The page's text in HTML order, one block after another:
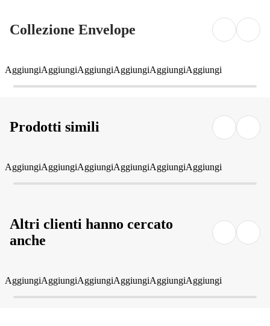
Collezione Envelope
AggiungiAggiungiAggiungiAggiungiAggiungiAggiungi
Prodotti simili
AggiungiAggiungiAggiungiAggiungiAggiungiAggiungi
Altri clienti hanno cercato
anche
AggiungiAggiungiAggiungiAggiungiAggiungiAggiungi